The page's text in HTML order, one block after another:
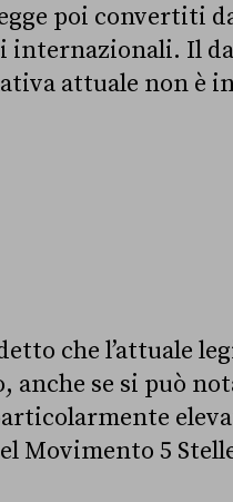
poi convertiti
Il
attuale non è
che l’attuale
anche se si può
Movimento 5